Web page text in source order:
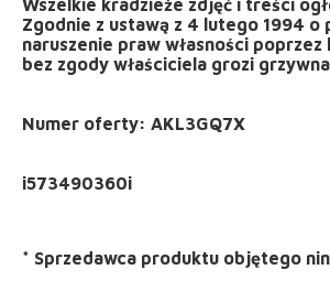
Wszelkie kradzieże zdjęć i treści
Zgodnie z ustawą z 4 lutego 1994
naruszenie praw własności
bez zgody właściciela grozi
Numer oferty: AKL3GQ7X
* Sprzedawca produktu objętego